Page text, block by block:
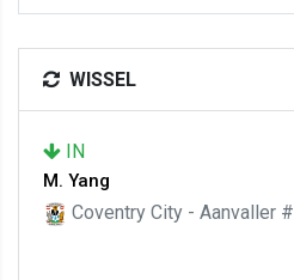
WISSEL
IN
M. Yang
Coventry City - Aanvaller #